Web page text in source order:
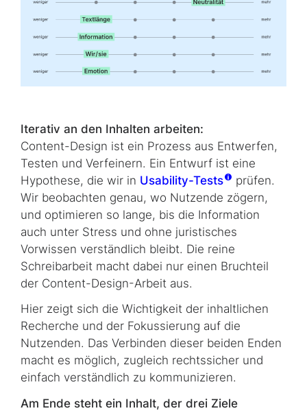
Iterativ an den Inhalten arbeiten:
Content-Design ist ein Prozess aus Entwerfen,
Testen und Verfeinern. Ein Entwurf ist eine
Hypothese, die wir in Usability-Tests
prüfen.
Wir beobachten genau, wo Nutzende zögern,
und optimieren so lange, bis die Information
auch unter Stress und ohne juristisches
Vorwissen verständlich bleibt. Die reine
Schreibarbeit macht dabei nur einen Bruchteil
der Content-Design-Arbeit aus.
Hier zeigt sich die Wichtigkeit der inhaltlichen
Recherche und der Fokussierung auf die
Nutzenden. Das Verbinden dieser beiden Enden
macht es möglich, zugleich rechtssicher und
einfach verständlich zu kommunizieren.
Am Ende steht ein Inhalt, der drei Ziele